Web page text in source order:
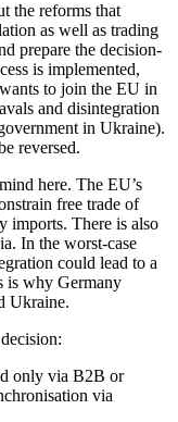
the reforms that
as well as trading
prepare the decision-
is implemented,
to join the EU in
and disintegration
in Ukraine).
reversed.
here. The EU’s
free trade of
imports. There is also
In the worst-case
could lead to a
is why Germany
Ukraine.
only via B2B or
via